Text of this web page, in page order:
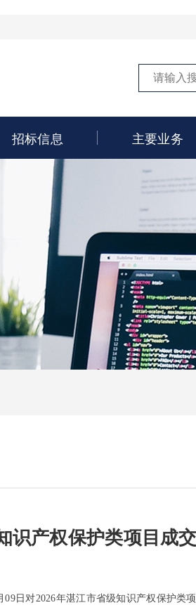
招标信息 主要业务
识产权保护类项目成
日对2026年湛江市省级知识产权保护类